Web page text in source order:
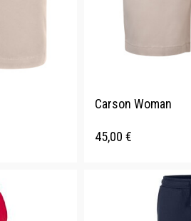
Carson Woman
45,00 €